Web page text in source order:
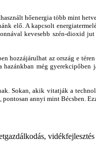
hőenergia több mint
elő. A kapcsolt
kevesebb szén-dioxid
az ország e
még
Sokan, akik vitatják a
annyi mint Bécsben.
vidékfejlesztés